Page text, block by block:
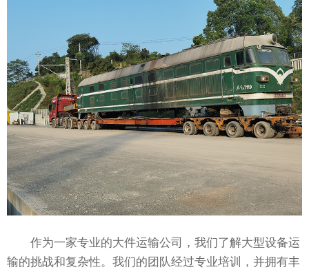
作为一家专业的大件运输公司，我们了解大型设备运
输的挑战和复杂性。我们的团队经过专业培训，并拥有丰